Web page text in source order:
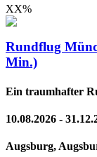
XX%
Rundflug
Min.)
Ein traumhafter
10.08.2026 -
Augsburg,